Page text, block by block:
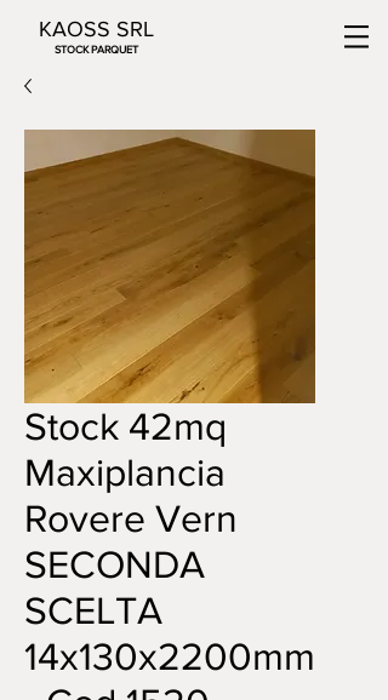
KAOSS SRL
STOCK PARQUET
Stock 42mq
Maxiplancia
Rovere Vern
SECONDA
SCELTA
14x130x2200mm